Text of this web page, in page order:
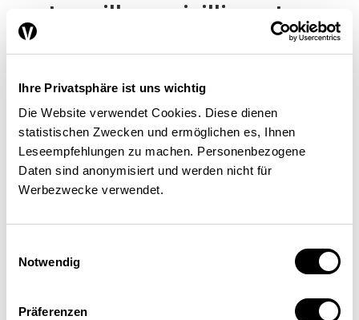
Ihre Privatsphäre ist uns wichtig
Die Website verwendet Cookies. Diese dienen
statistischen Zwecken und ermöglichen es, Ihnen
Leseempfehlungen zu machen. Personenbezogene
Daten sind anonymisiert und werden nicht für
Werbezwecke verwendet.
Notwendig
Präferenzen
travailleurs vieillissants.
instruments a de bonnes
chances d’écarter les
menaces d’éviction qui
planent sur les travailleurs
confiance de la population
dans les aspects positifs de
la libre circulation des